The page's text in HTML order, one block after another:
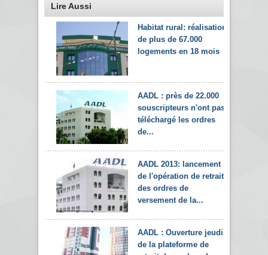
Lire Aussi
Habitat rural: réalisation
de plus de 67.000
logements en 18 mois
AADL : près de 22.000
souscripteurs n'ont pas
téléchargé les ordres
de...
AADL 2013: lancement
de l'opération de retrait
des ordres de
versement de la...
AADL : Ouverture jeudi
de la plateforme de